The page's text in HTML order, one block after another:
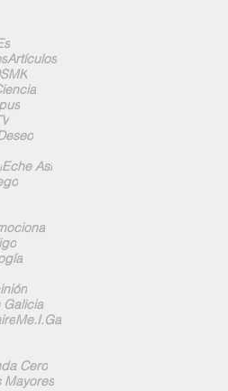
Artículos
Eche Así
Galicia
Me.I.Ga
Cero
Mayores